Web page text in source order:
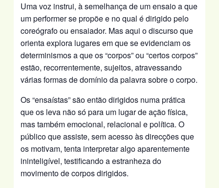
Uma voz instrui, à semelhança de um ensaio a que
um performer se propõe e no qual é dirigido pelo
coreógrafo ou ensaiador. Mas aqui o discurso que
orienta explora lugares em que se evidenciam os
determinismos a que os “corpos” ou “certos corpos”
estão, recorrentemente, sujeitos, atravessando
várias formas de domínio da palavra sobre o corpo.
Os “ensaístas” são então dirigidos numa prática
que os leva não só para um lugar de ação física,
mas também emocional, relacional e política. O
público que assiste, sem acesso às direcções que
os motivam, tenta interpretar algo aparentemente
ininteligível, testificando a estranheza do
movimento de corpos dirigidos.